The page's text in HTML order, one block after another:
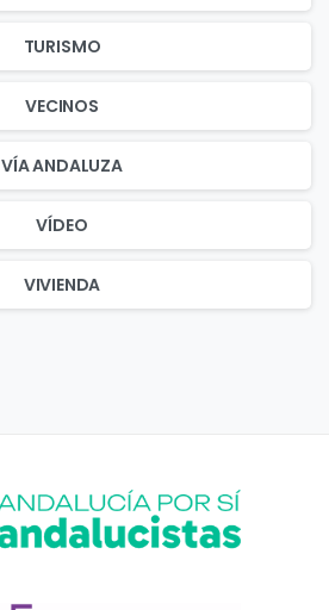
TURISMO
VECINOS
VÍA ANDALUZA
VÍDEO
VIVIENDA